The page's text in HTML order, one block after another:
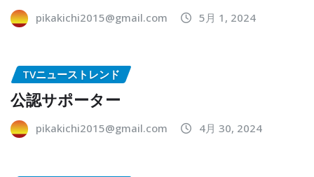
pikakichi2015@gmail.com 5月 1, 2024
TVニューストレンド
公認サポーター
pikakichi2015@gmail.com 4月 30, 2024